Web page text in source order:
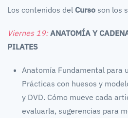
Los contenidos del Curso son los
Viernes 19:ANATOMÍA Y
PILATES
Anatomía Fundamental para
Prácticas con huesos y
y DVD. Cómo mueve cada
evaluarla, sugerencias para